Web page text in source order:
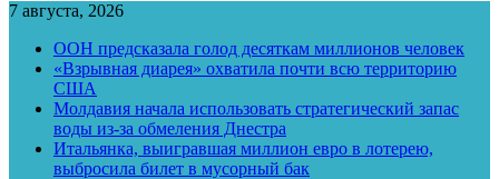
7 августа, 2026
ООН предсказала голод десяткам миллионов человек
«Взрывная диарея» охватила почти всю территорию
США
Молдавия начала использовать стратегический запас
воды из-за обмеления Днестра
Итальянка, выигравшая миллион евро в лотерею,
выбросила билет в мусорный бак